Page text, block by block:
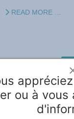
READ MORE …
Língua
na Fundação
dos Espaços da
MAY
ou à